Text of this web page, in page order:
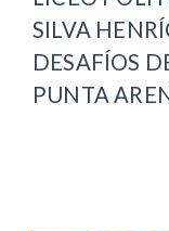
SILVA
DESAFÍOS
PUNTA